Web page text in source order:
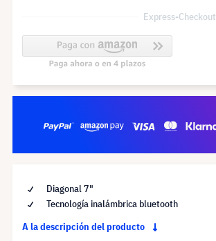
Express-Checkout
Diagonal 7"
Tecnología inalámbrica bluetooth
A la descripción del producto